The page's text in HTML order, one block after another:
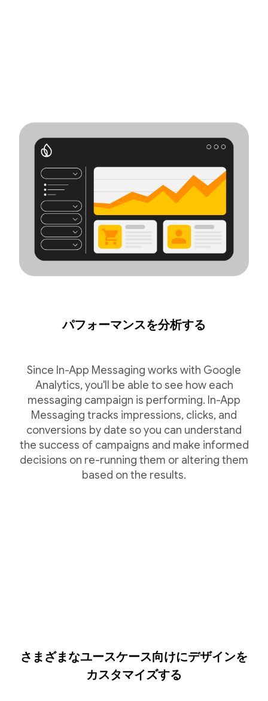
パフォーマンスを分析する
Since In-App Messaging works with Google
Analytics, you'll be able to see how each
messaging campaign is performing. In-App
Messaging tracks impressions, clicks, and
conversions by date so you can understand
the success of campaigns and make informed
decisions on re-running them or altering them
based on the results.
さまざまなユースケース向けにデザインを
カスタマイズする